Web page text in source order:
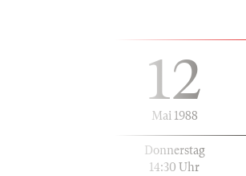
12
Mai 1988
Donnerstag
14:30 Uhr